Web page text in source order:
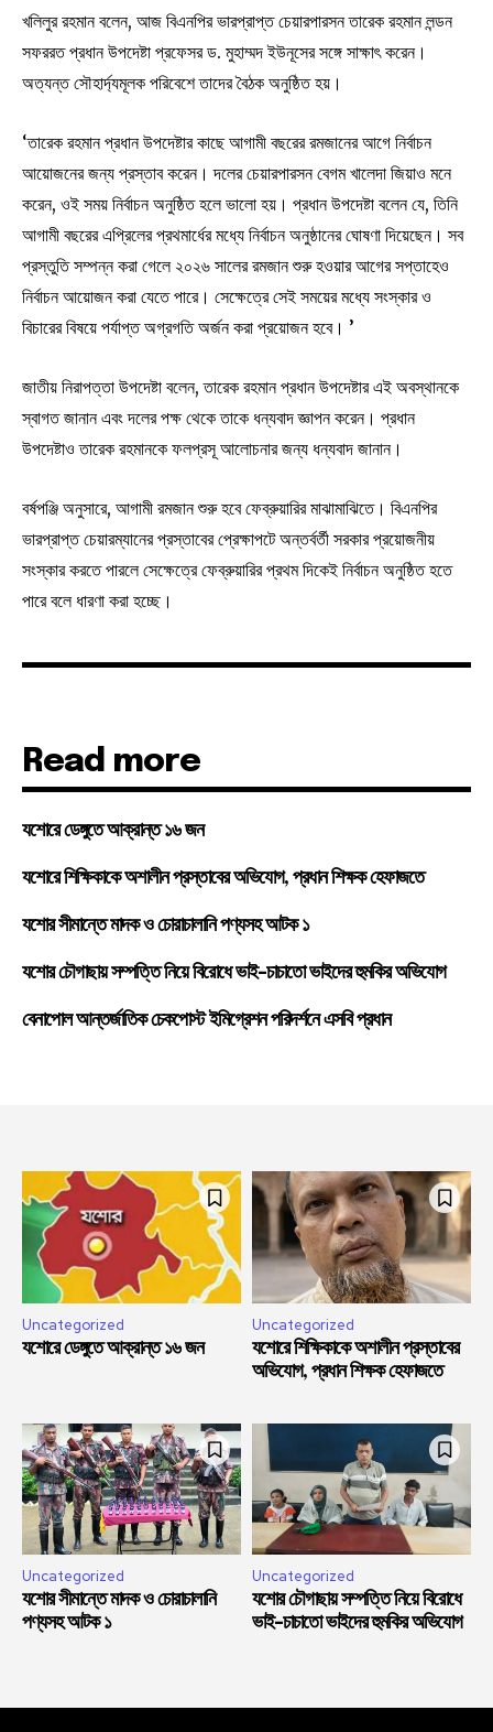
খলিলুর রহমান বলেন, আজ বিএনপির ভারপ্রাপ্ত চেয়ারপারসন তারেক রহমান লন্ডন
সফররত প্রধান উপদেষ্টা প্রফেসর ড. মুহাম্মদ ইউনূসের সঙ্গে সাক্ষাৎ করেন।
অত্যন্ত সৌহার্দ্যমূলক পরিবেশে তাদের বৈঠক অনুষ্ঠিত হয়।
‘তারেক রহমান প্রধান উপদেষ্টার কাছে আগামী বছরের রমজানের আগে নির্বাচন
আয়োজনের জন্য প্রস্তাব করেন। দলের চেয়ারপারসন বেগম খালেদা জিয়াও মনে
করেন, ওই সময় নির্বাচন অনুষ্ঠিত হলে ভালো হয়। প্রধান উপদেষ্টা বলেন যে, তিনি
আগামী বছরের এপ্রিলের প্রথমার্ধের মধ্যে নির্বাচন অনুষ্ঠানের ঘোষণা দিয়েছেন। সব
প্রস্তুতি সম্পন্ন করা গেলে ২০২৬ সালের রমজান শুরু হওয়ার আগের সপ্তাহেও
নির্বাচন আয়োজন করা যেতে পারে। সেক্ষেত্রে সেই সময়ের মধ্যে সংস্কার ও
বিচারের বিষয়ে পর্যাপ্ত অগ্রগতি‌ অর্জন করা প্রয়োজন হবে। ’
জাতীয় নিরাপত্তা উপদেষ্টা বলেন, তারেক রহমান প্রধান উপদেষ্টার এই অবস্থানকে
স্বাগত জানান এবং দলের পক্ষ থেকে তাকে ধন্যবাদ জ্ঞাপন করেন। প্রধান
উপদেষ্টাও তারেক রহমানকে ফলপ্রসূ আলোচনার জন্য ধন্যবাদ জানান।
বর্ষপঞ্জি অনুসারে, আগামী রমজান শুরু হবে ফেব্রুয়ারির মাঝামাঝিতে। বিএনপির
ভারপ্রাপ্ত চেয়ারম্যানের প্রস্তাবের প্রেক্ষাপটে অন্তর্বর্তী সরকার প্রয়োজনীয়
সংস্কার করতে পারলে সেক্ষেত্রে ফেব্রুয়ারির প্রথম দিকেই নির্বাচন অনুষ্ঠিত হতে
পারে বলে ধারণা করা হচ্ছে।
Read more
যশোরে ডেঙ্গুতে আক্রান্ত ১৬ জন
যশোরে শিক্ষিকাকে অশালীন প্রস্তাবের অভিযোগ, প্রধান শিক্ষক হেফাজতে
যশোর সীমান্তে মাদক ও চোরাচালানি পণ্যসহ আটক ১
যশোর চৌগাছায় সম্পত্তি নিয়ে বিরোধে ভাই-চাচাতো ভাইদের হুমকির অভিযোগ
বেনাপোল আন্তর্জাতিক চেকপোস্ট ইমিগ্রেশন পরিদর্শনে এসবি প্রধান
Uncategorized
যশোরে ডেঙ্গুতে আক্রান্ত ১৬ জন
Uncategorized
যশোরে শিক্ষিকাকে অশালীন প্রস্তাবের
অভিযোগ, প্রধান শিক্ষক হেফাজতে
Uncategorized
যশোর সীমান্তে মাদক ও চোরাচালানি
পণ্যসহ আটক ১
Uncategorized
যশোর চৌগাছায় সম্পত্তি নিয়ে বিরোধে
ভাই-চাচাতো ভাইদের হুমকির অভিযোগ